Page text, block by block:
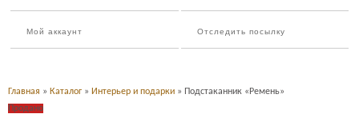
Мой аккаунт Отследить посылку
Главная » Каталог » Интерьер и подарки » Подстаканник «Ремень»
Продано